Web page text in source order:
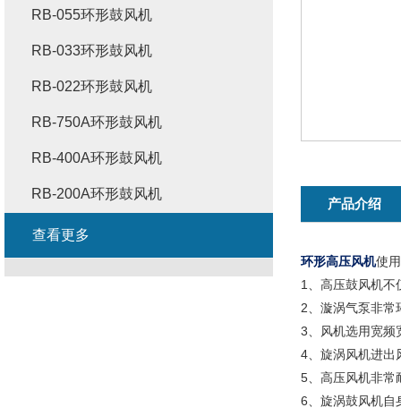
产品介绍
环形高压风机使
1、高压鼓风机不
2、漩涡气泵非常
3、风机选用宽频
4、旋涡风机进出
5、高压风机非常
6、旋涡鼓风机自
RB-055环形鼓风机
RB-033环形鼓风机
RB-022环形鼓风机
RB-750A环形鼓风机
RB-400A环形鼓风机
RB-200A环形鼓风机
查看更多